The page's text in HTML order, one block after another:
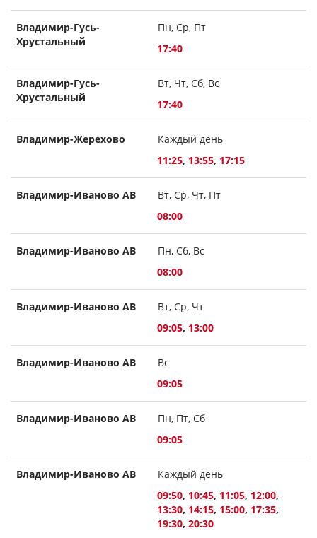
Владимир-Гусь-
Хрустальный
Пн, Ср, Пт
17:40
Владимир-Гусь-
Хрустальный
Вт, Чт, Сб, Вс
17:40
Владимир-Жерехово
Каждый день
11:25, 13:55, 17:15
Владимир-Иваново АВ
Вт, Ср, Чт, Пт
08:00
Владимир-Иваново АВ
Пн, Сб, Вс
08:00
Владимир-Иваново АВ
Вт, Ср, Чт
09:05, 13:00
Владимир-Иваново АВ
Вс
09:05
Владимир-Иваново АВ
Пн, Пт, Сб
09:05
Владимир-Иваново АВ
Каждый день
09:50, 10:45, 11:05, 12:00,
13:30, 14:15, 15:00, 17:35,
19:30, 20:30